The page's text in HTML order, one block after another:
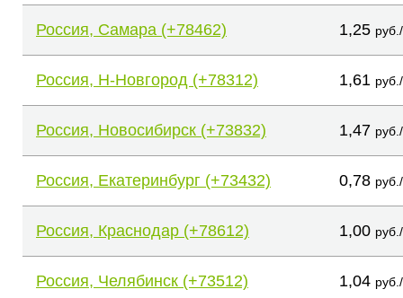
Россия, Самара (+78462) 1,25
Россия, Н-Новгород (+78312) 1,61
Россия, Новосибирск (+73832) 1,47
Россия, Екатеринбург (+73432) 0,78
Россия, Краснодар (+78612) 1,00
Россия, Челябинск (+73512) 1,04